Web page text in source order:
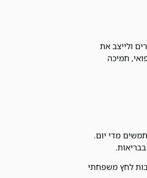
ולייצב את
רפואי, תמיכה
מדי יום.
לחץ משפחתי